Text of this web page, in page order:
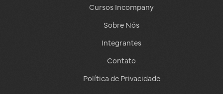
Cursos Incompany
Sobre Nós
Integrantes
Contato
Política de Privacidade